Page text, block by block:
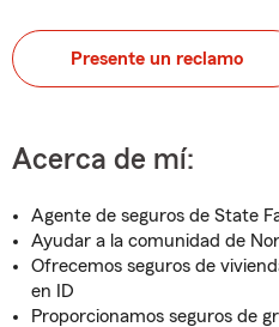
Presente un reclamo
Acerca de mí:
Agente de seguros de State
Ayudar a la comunidad de
Ofrecemos seguros de
en ID
Proporcionamos seguros de